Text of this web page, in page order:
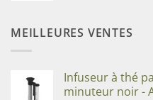
MEILLEURES VENTES
Infuseur à thé
minuteur noir -